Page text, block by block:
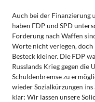
Auch bei der Finanzierung
haben FDP und SPD
Forderung nach Waffen
Worte nicht verlegen,
Besteck kleiner. Die FDP
Russlands Krieg gegen die
Schuldenbremse zu
wieder Sozialkürzungen
klar: Wir lassen unsere